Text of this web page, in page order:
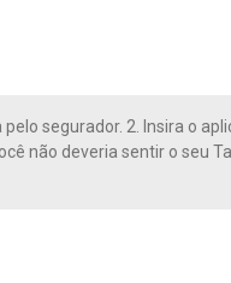
segurador. 2. Insira o
não deveria sentir o seu